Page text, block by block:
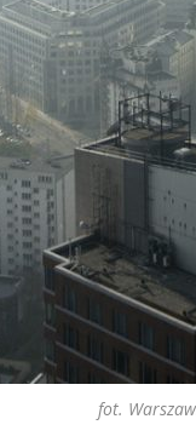
fot.